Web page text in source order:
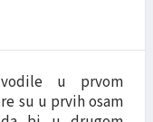
vodile u prvom
su u prvih osam